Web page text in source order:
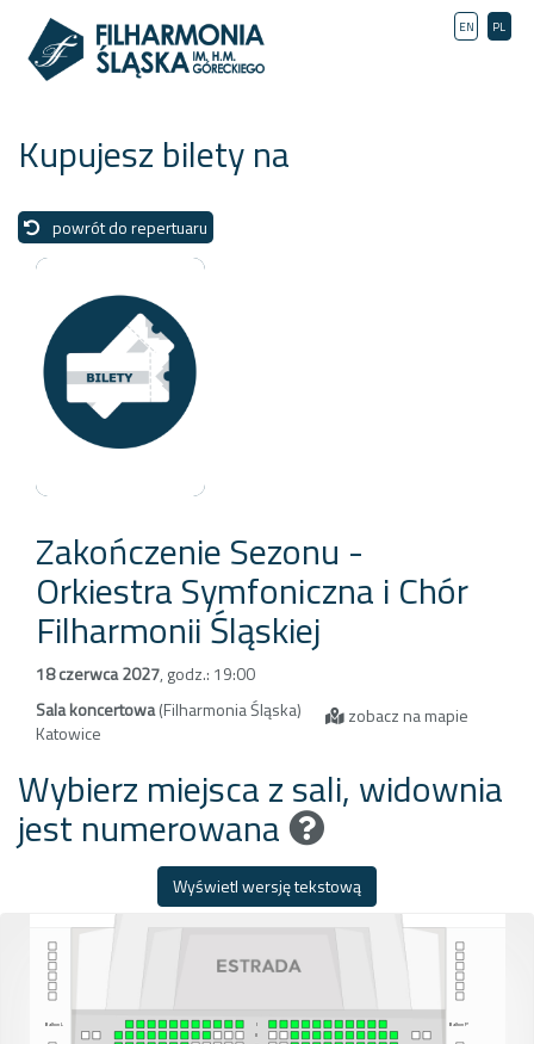
PL
EN
Kupujesz bilety na
powrót do repertuaru
Zakończenie Sezonu -
Orkiestra Symfoniczna i Chór
Filharmonii Śląskiej
18 czerwca 2027, godz.: 19:00
Sala koncertowa(Filharmonia Śląska)
Katowice
zobacz na mapie
Wybierz miejsca z sali, widownia
jest numerowana
Wyświetl wersję tekstową